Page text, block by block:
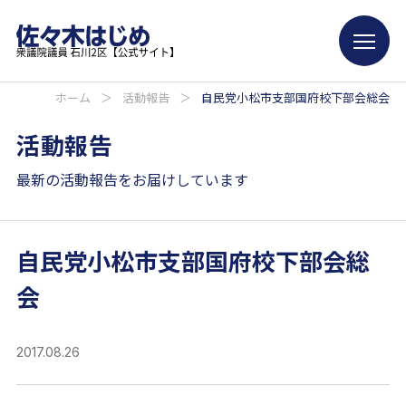
ホーム ＞ 活動報告 ＞ 自民党小松市支部国府校下部会総会
活動報告
最新の活動報告をお届けしています
自民党小松市支部国府校下部会総
会
2017.08.26